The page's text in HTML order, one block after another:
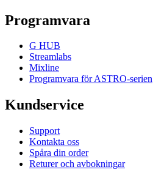
Programvara
G HUB
Streamlabs
Mixline
Programvara för ASTRO-serien
Kundservice
Support
Kontakta oss
Spåra din order
Returer och avbokningar